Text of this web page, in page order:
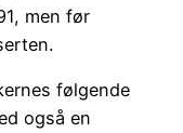
men før
følgende
også en